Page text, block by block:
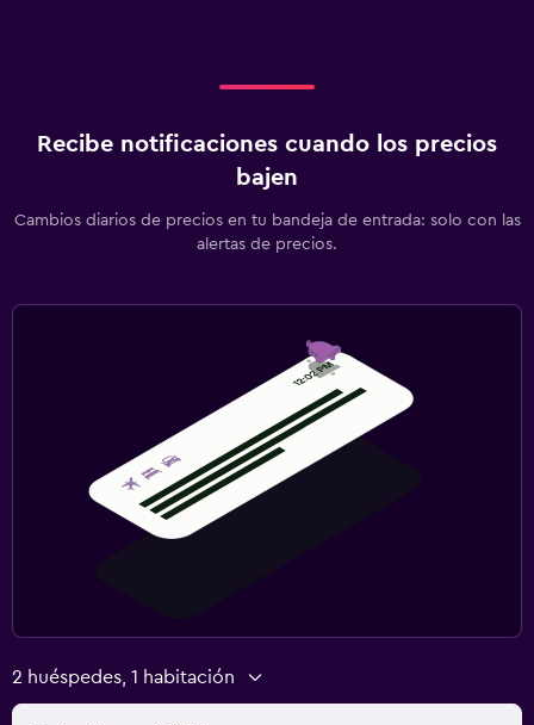
Recibe notificaciones cuando los precios
bajen
Cambios diarios de precios en tu bandeja de entrada: solo con las
alertas de precios.
2 huéspedes, 1 habitación